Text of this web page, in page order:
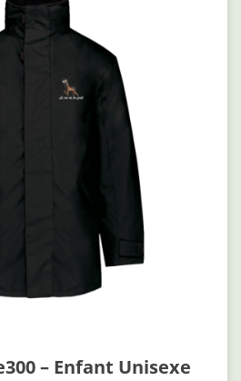
– Enfant Unisexe